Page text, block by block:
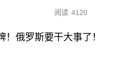
阅读 4120
！俄罗斯要干大事了！